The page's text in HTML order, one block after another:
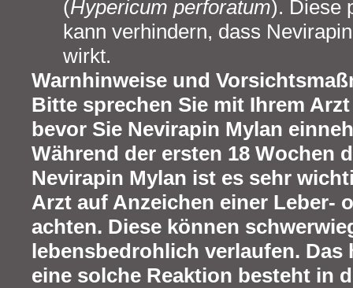
(Hypericum perforatum). Diese
kann verhindern, dass
wirkt.
Warnhinweise und
Bitte sprechen Sie mit Ihrem
bevor Sie Nevirapin Mylan
Während der ersten 18 Wochen
Nevirapin Mylan ist es sehr
Arzt auf Anzeichen einer Leber-
achten. Diese können
lebensbedrohlich verlaufen.
eine solche Reaktion besteht in